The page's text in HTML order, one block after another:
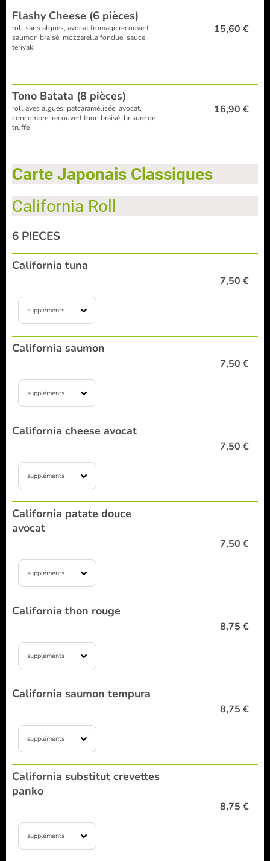
Flashy Cheese (6 pièces)
roll sans algues, avocat fromage recouvert
saumon braisé, mozzarella fondue, sauce
teriyaki
15,60 €
Tono Batata (8 pièces)
roll avec algues, patcaramélisée, avocat,
concombre, recouvert thon braisé, brisure de
truffe
16,90 €
Carte Japonais Classiques
California Roll
6 PIECES
California tuna
suppléments
7,50 €
California saumon
suppléments
7,50 €
California cheese avocat
suppléments
7,50 €
California patate douce
avocat
suppléments
7,50 €
California thon rouge
suppléments
8,75 €
California saumon tempura
suppléments
8,75 €
California substitut crevettes
panko
suppléments
8,75 €